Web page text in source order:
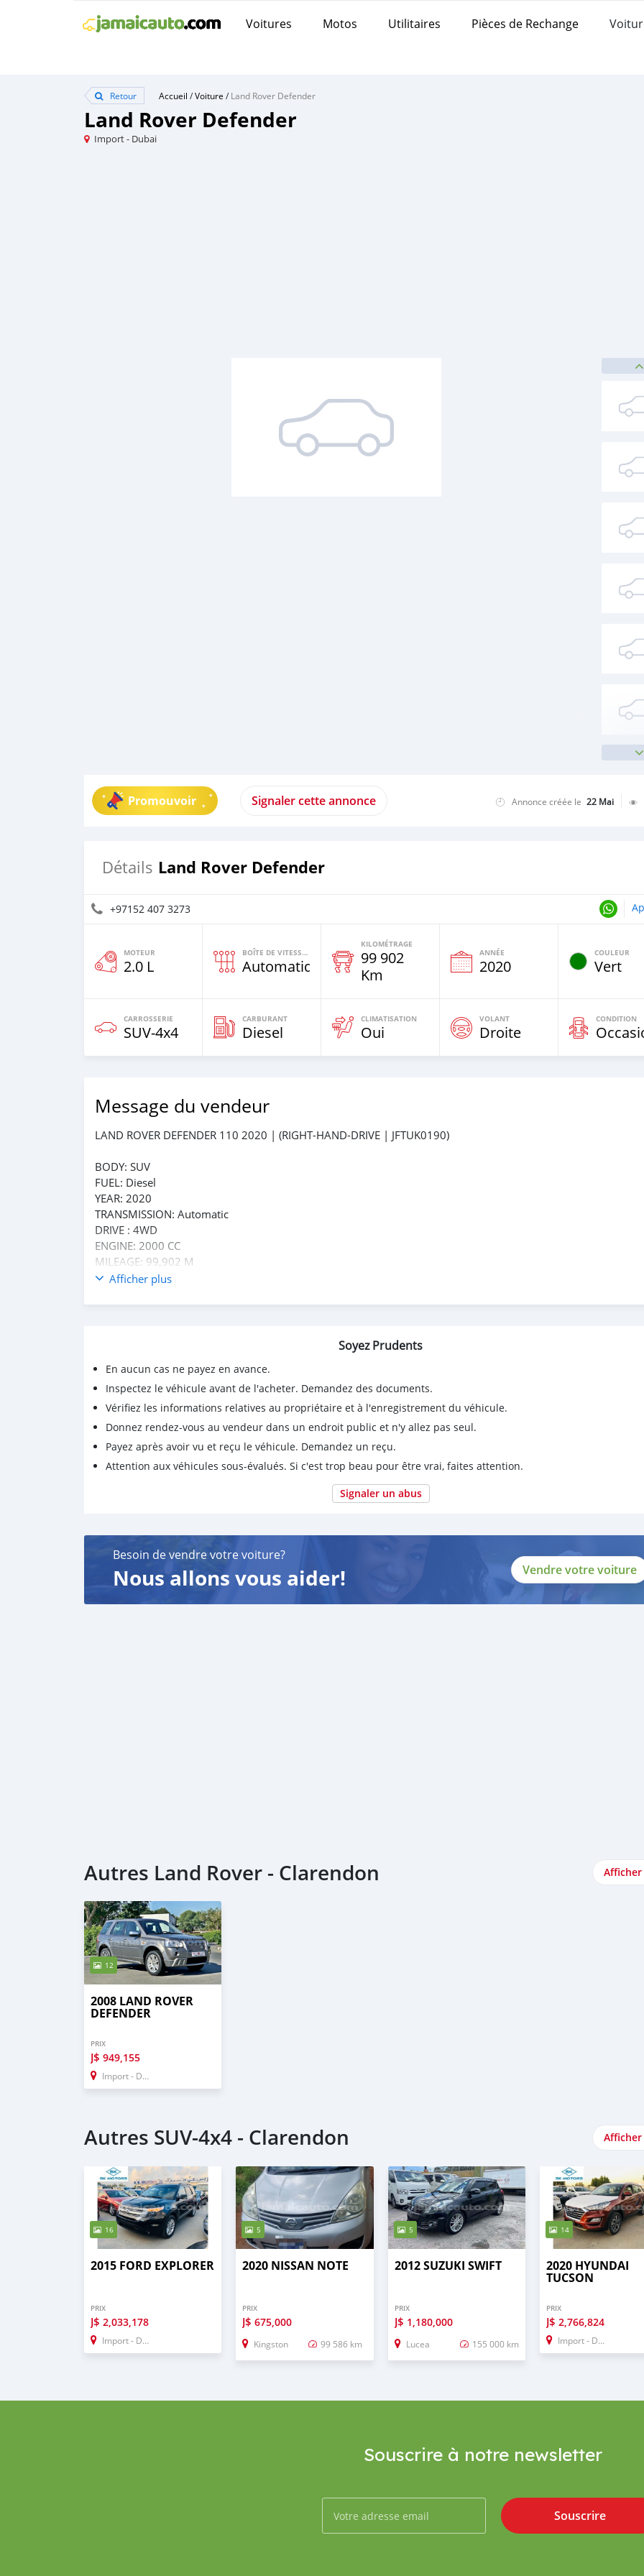
Voitures Motos Utilitaires Pièces de Rechange
Retour Accueil /Voiture /Land Rover Defender
Land Rover Defender
Import - Dubai
Promouvoir Signaler cette annonce Annonce créée le 22 Mai
Détails Land Rover Defender
+97152 407 3273
MOTEUR
2.0 L
BOÎTE DE VITESSES
Automatique
KILOMÉTRAGE
99 902
Km
ANNÉE
2020
COULEUR
Vert
CARROSSERIE
SUV‒4x4
CARBURANT
Diesel
CLIMATISATION
Oui
VOLANT
Droite
CONDITION
Message du vendeur
LAND ROVER DEFENDER 110 2020 | (RIGHT-HAND-DRIVE | JFTUK0190)
BODY: SUV
FUEL: Diesel
YEAR: 2020
TRANSMISSION: Automatic
DRIVE : 4WD
ENGINE: 2000 CC
MILEAGE: 99,902 M
SEATS: 7
COLOR: Green
Emission Class Euro 6 - Sunroof - Electric Seat - Memory Seat - Premium Leather Seats - Steering Control
Cruise Control - Traction Control - Downhill Assist - Digital Ac - Multimedia Screen - 360 View Camera - Digital
Odometer - Power Windows - Rear Climate Control Panel - Fog Lights - Alloy Wheels - Roof Rails - Back Tire -
Hitch
Afficher plus
Soyez Prudents
En aucun cas ne payez en avance.
Inspectez le véhicule avant de l'acheter. Demandez des documents.
Vérifiez les informations relatives au propriétaire et à l'enregistrement du véhicule.
Donnez rendez-vous au vendeur dans un endroit public et n'y allez pas seul.
Payez après avoir vu et reçu le véhicule. Demandez un reçu.
Attention aux véhicules sous-évalués. Si c'est trop beau pour être vrai, faites attention.
Signaler un abus
Besoin de vendre votre voiture?
Nous allons vous aider! Vendre votre voiture
Autres Land Rover - Clarendon
12
2008 LAND ROVER
DEFENDER
PRIX
J$ 949,155
Import - Dubai
Autres SUV‒4x4 - Clarendon
16
2015 FORD EXPLORER
PRIX
J$ 2,033,178
Import - Dubai
5
2020 NISSAN NOTE
PRIX
J$675,000
Kingston 99 586 km
5
2012 SUZUKI SWIFT
PRIX
J$ 1,180,000
Lucea 155 000 km
14
2020 HYUNDAI
TUCSON
PRIX
J$ 2,766,824
Import - Dubai
Souscrire à notre newsletter
Souscrire